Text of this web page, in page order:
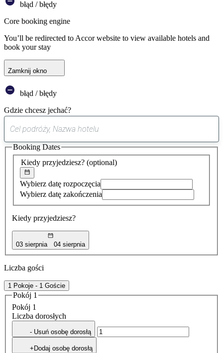
błąd / błędy
Core booking engine
You’ll be redirected to Accor website to view available hotels and
book your stay
Zamknij okno
błąd / błędy
Gdzie chcesz jechać?
sugestia
została
znaleziona
Kiedy przyjedziesz? (optional)
Wybierz datę rozpoczęcia
Wybierz datę zakończenia
Kiedy przyjedziesz?
03 sierpnia 04 sierpnia
Booking Dates
Liczba gości
1 Pokoje - 1 Goście
Pokój 1
Pokój 1
Liczba dorosłych
- Usuń osobę dorosłą
+Dodaj osobę dorosłą